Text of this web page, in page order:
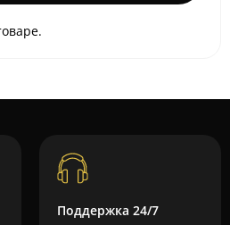
Поддержка 24/7